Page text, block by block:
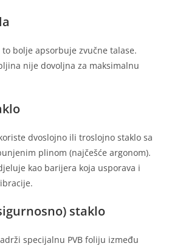
bolje apsorbuje zvučne talase.
nije dovoljna za maksimalnu
dvoslojno ili troslojno staklo sa
plinom (najčešće argonom).
kao barijera koja usporava i
staklo
specijalnu PVB foliju između